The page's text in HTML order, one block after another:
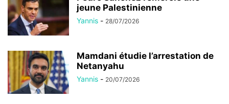
jeune Palestinienne
Yannis - 28/07/2026
Mamdani étudie l’arrestation de
Netanyahu
Yannis - 20/07/2026